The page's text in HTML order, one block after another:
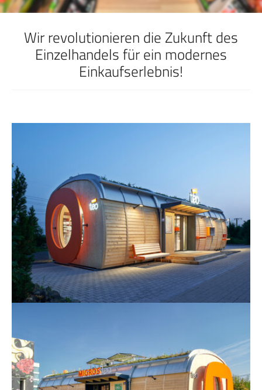
Wir revolutionieren die Zukunft des
Einzelhandels für ein modernes
Einkaufserlebnis!